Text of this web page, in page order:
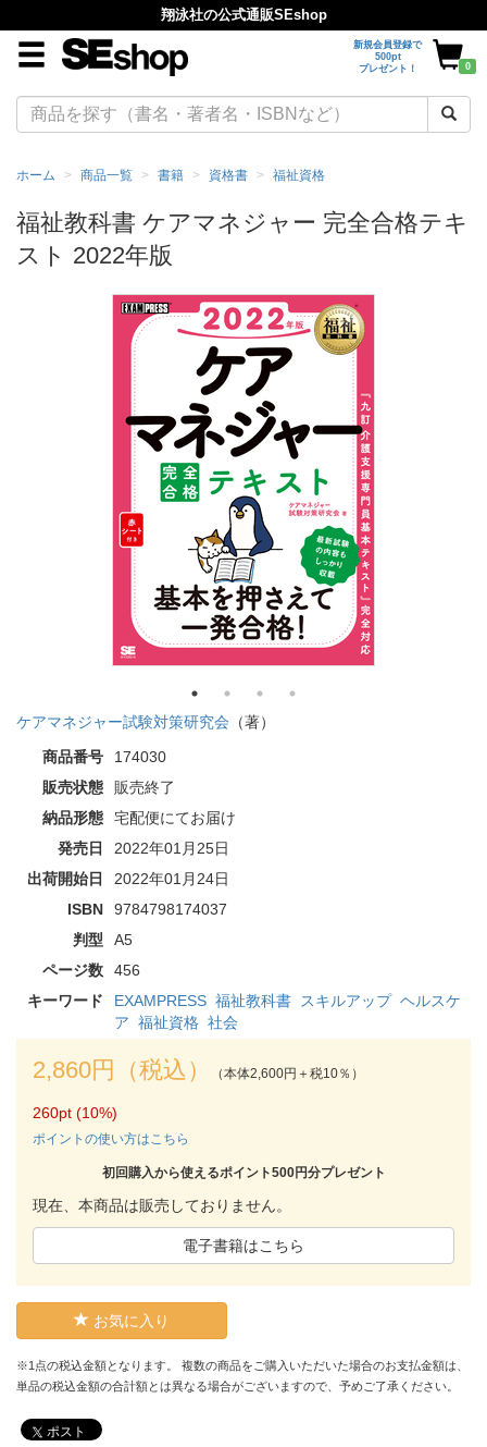
翔泳社の公式通販SEshop
新規会員登録で
500pt
プレゼント！
0
ホーム 商品一覧 書籍 資格書 福祉資格
福祉教科書 ケアマネジャー 完全合格テキ
スト 2022年版
ケアマネジャー試験対策研究会 （著）
商品番号
174030
販売状態
販売終了
納品形態
宅配便にてお届け
発売日
2022年01月25日
出荷開始日
2022年01月24日
ISBN
9784798174037
判型
A5
ページ数
456
キーワード
EXAMPRESS 福祉教科書 スキルアップ ヘルスケ
ア 福祉資格 社会
2,860円（税込） （本体2,600円＋税10％）
260pt (10%)
ポイントの使い方はこちら
初回購入から使えるポイント500円分プレゼント
現在、本商品は販売しておりません。
電子書籍はこちら
お気に入り
※1点の税込金額となります。 複数の商品をご購入いただいた場合のお支払金額は、
単品の税込金額の合計額とは異なる場合がございますので、予めご了承ください。
ポスト